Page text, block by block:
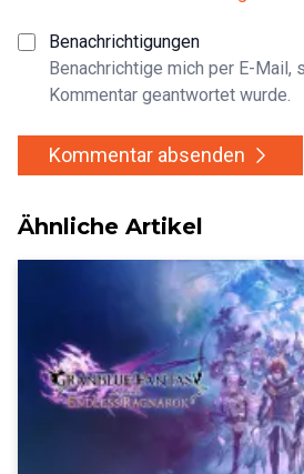
Benachrichtigungen
Benachrichtige mich per E-Mail,
Kommentar geantwortet wurde.
Kommentar absenden
Ähnliche Artikel